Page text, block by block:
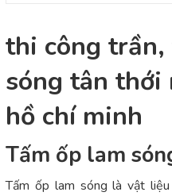
thi công
sóng tân thới
hồ chí minh
Tấm ốp lam
Tấm ốp lam sóng là vật